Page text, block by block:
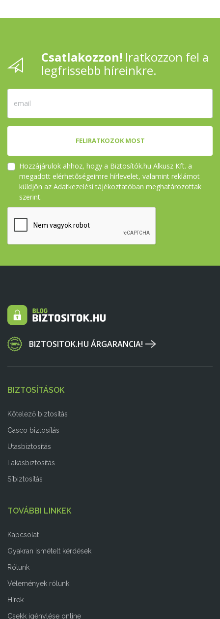
Csatlakozzon! Iratkozzon fel a
legfrissebb híreinkre.
FELIRATKOZOK MOST
Hozzájárulok ahhoz, hogy a Biztosítók.hu Alkusz Kft. a
megadott elérhetőségeimre hírlevelet, valamint reklámot
küldjön az Adatkezelési tájékoztatóban meghatározottak
szerint.
BIZTOSITOK.HU ÁRGARANCIA!
BIZTOSÍTÁSOK
Kötelező biztosítás
Casco biztosítás
Utasbiztosítás
Lakásbiztosítás
Síbiztosítás
TOVÁBBI LINKEK
Kapcsolat
Gyakran ismételt kérdések
Rólunk
Vélemények rólunk
Hírek
Csekk igénylése online